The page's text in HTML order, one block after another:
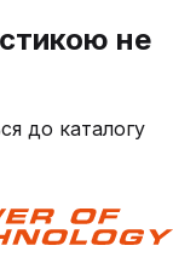
не
до каталогу